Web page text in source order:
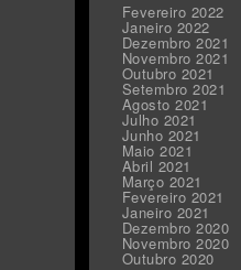
Fevereiro 2022
Janeiro 2022
Dezembro 2021
Novembro 2021
Outubro 2021
Setembro 2021
Agosto 2021
Julho 2021
Junho 2021
Maio 2021
Abril 2021
Março 2021
Fevereiro 2021
Janeiro 2021
Dezembro 2020
Novembro 2020
Outubro 2020